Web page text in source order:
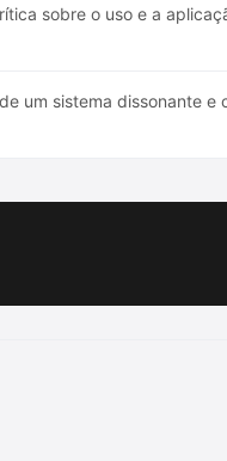
sobre o uso e a
um sistema dissonante